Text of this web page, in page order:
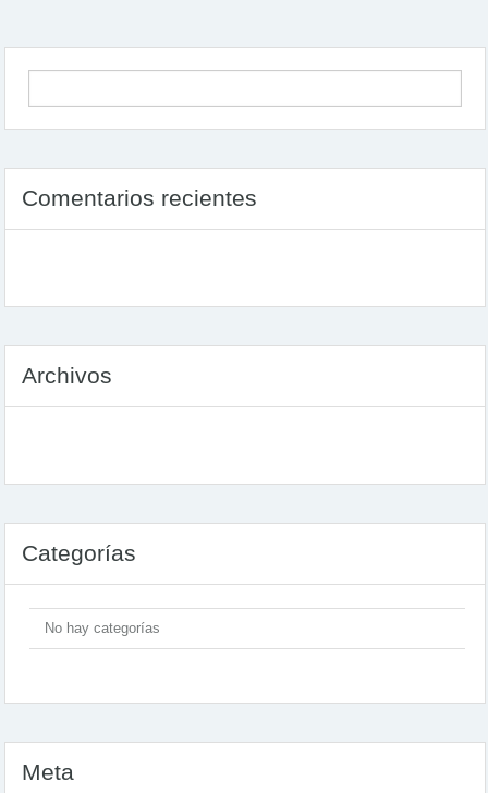
Comentarios recientes
Archivos
Categorías
No hay categorías
Meta